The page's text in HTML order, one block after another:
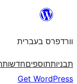
וורדפרס בעברית
תבניותתוספיםחדשות
Get WordPress